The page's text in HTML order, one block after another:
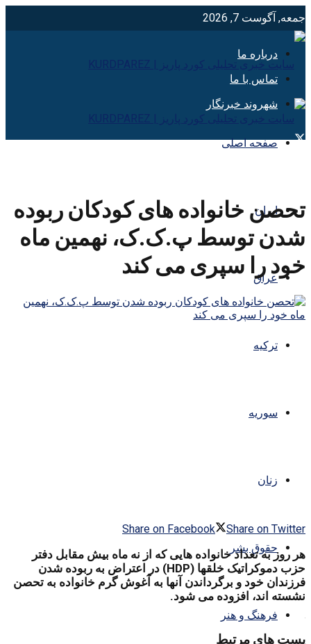
جمعه, آگوست 7, 2026
درباره ما
تماس با ما
شهروند خبرنگار
صفحه اصلی
ایران
عراق
ترکیه
سوریه
زنان
حقوق بشر
فرهنگ و هنر
تحصن خانواده های کودکان ربوده
شدن توسط پ.ک.ک، نهمین ماه
خود را سپری می کند
Share on Facebook Share on Twitter
هر روز به تعداد خانواده هایی که از نه ماه بیش مقابل دفتر
حزب دموکراتیک خلقها (HDP) در اعتراض به ربوده شدن
فرزندان خود و برگرداندن آنها به آغوش گرم خانواده به تحصن
نشسته اند، افزوده می شود.
پست های مرتبط